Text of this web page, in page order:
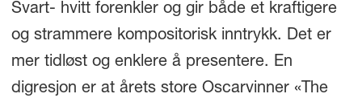
Svart- hvitt forenkler og gir både et kraftigere
og strammere kompositorisk inntrykk. Det er
mer tidløst og enklere å presentere. En
digresjon er at årets store Oscarvinner «The